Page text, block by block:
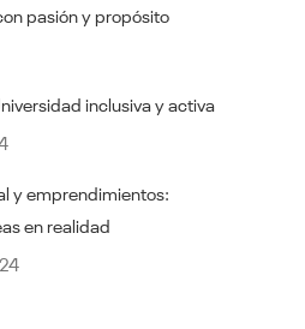
pasión y propósito
inclusiva y activa
y emprendimientos:
en realidad